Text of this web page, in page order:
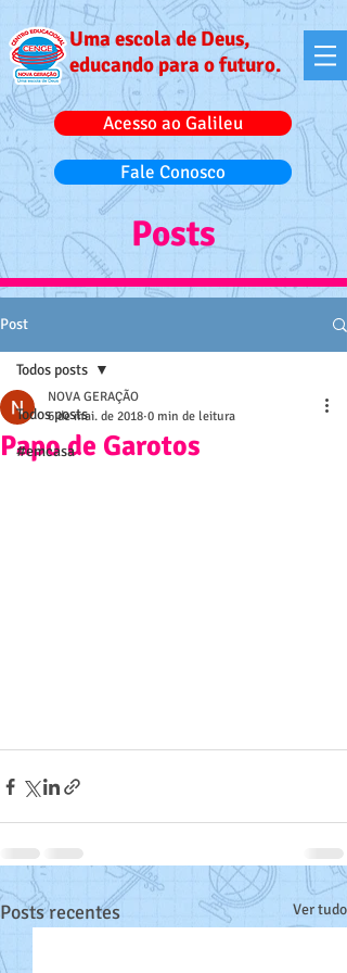
Uma escola de Deus,
educando para o futuro.
Acesso ao Galileu
Fale Conosco
Posts
Post
Todos posts
#emcasa
Todos posts
Papo de Garotos
NOVA GERAÇÃO
6 de mai. de 2018 0 min de leitura
Posts recentes Ver tudo